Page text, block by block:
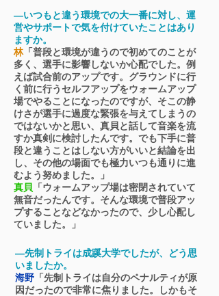
―いつもと違う環境での大一番に対し、運
営やサポートで気を付けていたことはあり
ますか。
林「普段と環境が違うので初めてのことが
多く、選手に影響しないか心配でした。例
えば試合前のアップです。グラウンドに行
く前に行うセルフアップをウォームアップ
場でやることになったのですが、そこの静
けさが選手に過度な緊張を与えてしまうの
ではないかと思い、真貝と話して音楽を流
すか真剣に検討したんです。でも下手に普
段と違うことはしない方がいいと結論を出
し、その他の場面でも極力いつも通りに進
むよう努めました。」
真貝 「ウォームアップ場は密閉されていて
無音だったんです。そんな環境で普段アッ
プすることなどなかったので、少し心配し
ていました。」
―先制トライは成蹊大学でしたが、どう思
いましたか。
海野 「先制トライは自分のペナルティが原
因だったので非常に焦りました。しかもそ